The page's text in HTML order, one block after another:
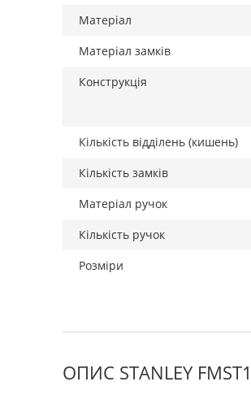
Матеріал
Матеріал замків
Конструкція
Кількість відділень (кишень)
Кількість замків
Матеріал ручок
Кількість ручок
Розміри
ОПИС STANLEY